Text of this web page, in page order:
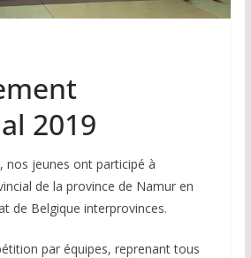
2019
nos jeunes ont participé à
de la province de Namur en
de Belgique interprovinces.
par équipes, reprenant tous